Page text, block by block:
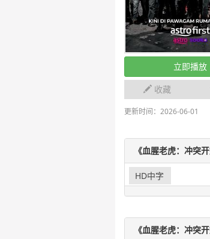
立即播放
收藏
更新时间：2026-06-01
《血腥老虎：冲突
HD中字
《血腥老虎：冲突